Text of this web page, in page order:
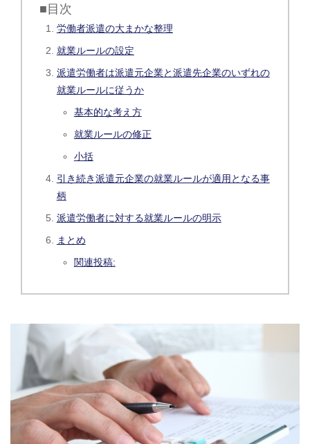
■目次
労働者派遣の大まかな整理
就業ルールの設定
派遣労働者は派遣元企業と派遣先企業のいずれの
就業ルールに従うか
基本的な考え方
就業ルールの修正
小括
引き続き派遣元企業の就業ルールが適用となる事
柄
派遣労働者に対する就業ルールの明示
まとめ
関連投稿: